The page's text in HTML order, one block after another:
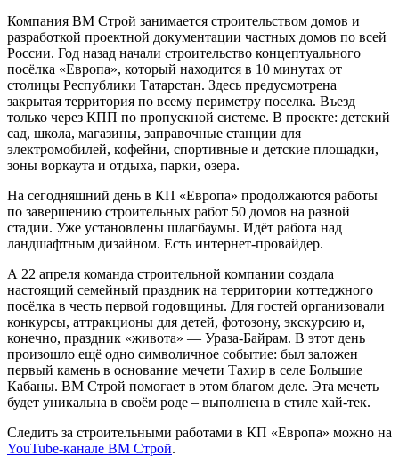
Компания ВМ Строй занимается строительством домов и
разработкой проектной документации частных домов по всей
России. Год назад начали строительство концептуального
посёлка «Европа», который находится в 10 минутах от
столицы Республики Татарстан. Здесь предусмотрена
закрытая территория по всему периметру поселка. Въезд
только через КПП по пропускной системе. В проекте: детский
сад, школа, магазины, заправочные станции для
электромобилей, кофейни, спортивные и детские площадки,
зоны воркаута и отдыха, парки, озера.
На сегодняшний день в КП «Европа» продолжаются работы
по завершению строительных работ 50 домов на разной
стадии. Уже установлены шлагбаумы. Идёт работа над
ландшафтным дизайном. Есть интернет-провайдер.
А 22 апреля команда строительной компании создала
настоящий семейный праздник на территории коттеджного
посёлка в честь первой годовщины. Для гостей организовали
конкурсы, аттракционы для детей, фотозону, экскурсию и,
конечно, праздник «живота» — Ураза-Байрам. В этот день
произошло ещё одно символичное событие: был заложен
первый камень в основание мечети Тахир в селе Большие
Кабаны. ВМ Строй помогает в этом благом деле. Эта мечеть
будет уникальна в своём роде – выполнена в стиле хай-тек.
Следить за строительными работами в КП «Европа» можно на
YouTube-канале ВМ Строй.